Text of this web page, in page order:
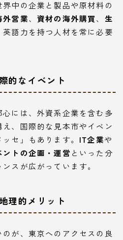
中の企業と製品や原材料の
外営業、資材の海外購買、 生
英語力を持つ人材を常に必要
的なイベント
には、外資系企業を含む多
、国際的な見本市やイベン
セ」もあります。 IT企業や
ントの企画・運営 といった分
スが広がっています。
理的メリット
が、東京へのアクセスの良